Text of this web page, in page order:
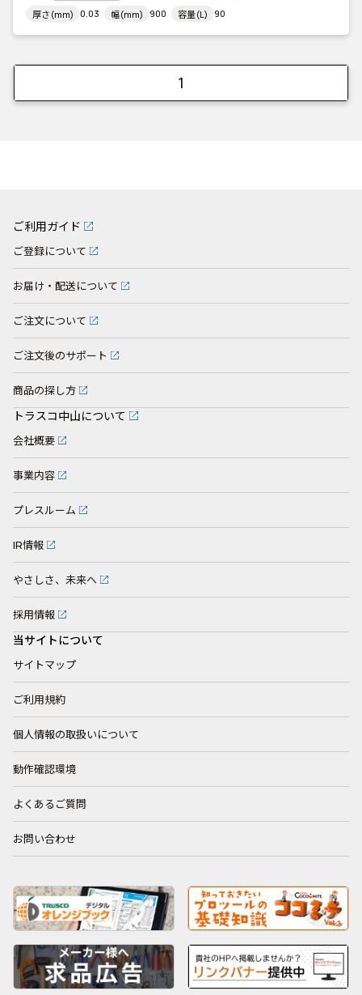
厚さ(mm) 0.03 幅(mm) 900 容量(L) 90
1
ご利用ガイド
ご登録について
お届け・配送について
ご注文について
ご注文後のサポート
商品の探し方
トラスコ中山について
会社概要
事業内容
プレスルーム
IR情報
やさしさ、未来へ
採用情報
当サイトについて
サイトマップ
ご利用規約
個人情報の取扱いについて
動作確認環境
よくあるご質問
お問い合わせ